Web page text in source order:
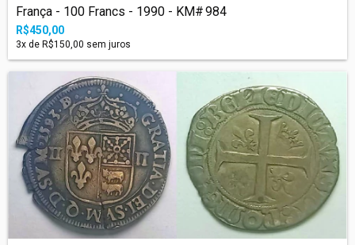
França - 100 Francs - 1990 - KM# 984
R$450,00
3x de R$150,00 sem juros